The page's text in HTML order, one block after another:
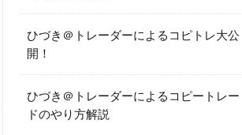
ひづき＠トレーダーによるコピトレ大公
開！
ひづき＠トレーダーによるコピートレー
ドのやり方解説